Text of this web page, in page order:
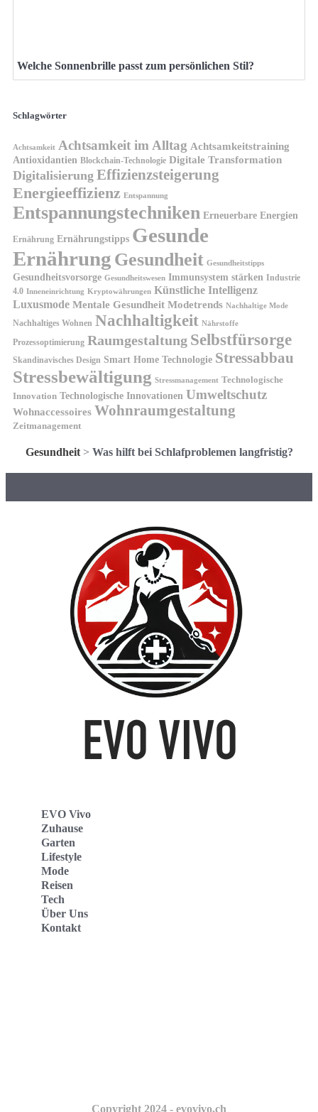
Welche Sonnenbrille passt zum persönlichen Stil?
Schlagwörter
Achtsamkeit Achtsamkeit im Alltag Achtsamkeitstraining
Antioxidantien Blockchain-Technologie Digitale Transformation
Digitalisierung Effizienzsteigerung
Energieeffizienz Entspannung
Entspannungstechniken Erneuerbare Energien
Ernährung Ernährungstipps Gesunde
Ernährung Gesundheit Gesundheitstipps
Gesundheitsvorsorge Gesundheitswesen Immunsystem stärken Industrie
4.0 Inneneinrichtung Kryptowährungen Künstliche Intelligenz
Luxusmode Mentale Gesundheit Modetrends Nachhaltige Mode
Nachhaltiges Wohnen Nachhaltigkeit Nährstoffe
Prozessoptimierung Raumgestaltung Selbstfürsorge
Skandinavisches Design Smart Home Technologie Stressabbau
Stressbewältigung Stressmanagement Technologische
Innovation Technologische Innovationen Umweltschutz
Wohnaccessoires Wohnraumgestaltung
Zeitmanagement
Gesundheit> Was hilft bei Schlafproblemen langfristig?
EVO Vivo
Zuhause
Garten
Lifestyle
Mode
Reisen
Tech
Über Uns
Kontakt
Copyright 2024 - evovivo.ch